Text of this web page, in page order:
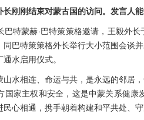
长刚刚结束对蒙古国的访问。发言人
巴特蒙赫·巴特策策格邀请，王毅外
巴特策策格外长举行大小范围会谈
水启用仪式。
水相连、命运与共，是永远的邻居
国家主权和安全，这是中蒙关系健
心相通，携手朝着构建和平共处、